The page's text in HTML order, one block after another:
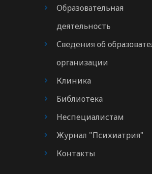
Образовательная
деятельность
Сведения об
организации
Клиника
Библиотека
Неспециалистам
Журнал "Психиатрия"
Контакты